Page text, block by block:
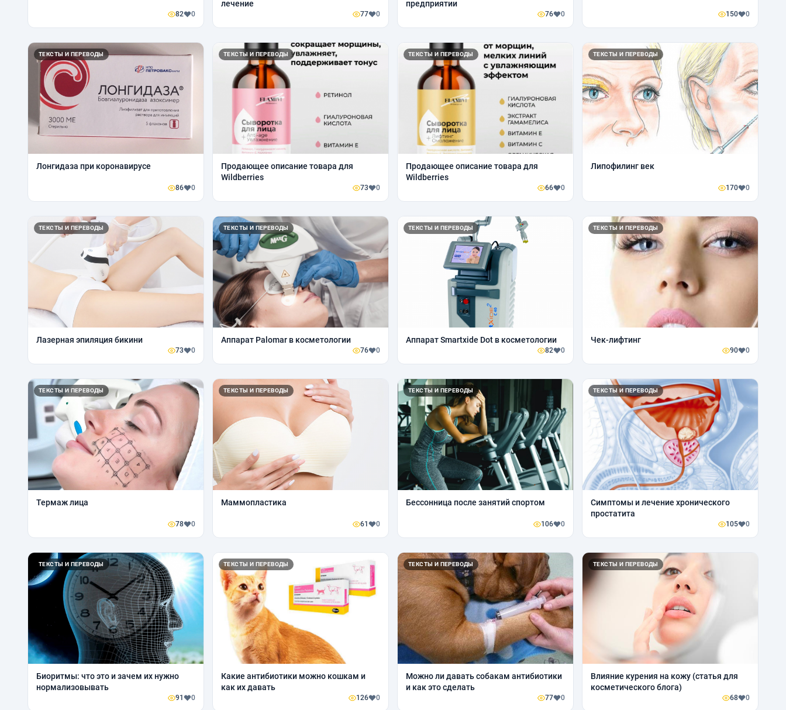
82 0
лечение
77 0
предприятии
76 0 150 0
ТЕКСТЫ И ПЕРЕВОДЫ
Лонгидаза при коронавирусе
86 0
ТЕКСТЫ И ПЕРЕВОДЫ
Продающее описание товара для
Wildberries
73 0
ТЕКСТЫ И ПЕРЕВОДЫ
Продающее описание товара для
Wildberries
66 0
ТЕКСТЫ И ПЕРЕВОДЫ
Липофилинг век
170 0
ТЕКСТЫ И ПЕРЕВОДЫ
Лазерная эпиляция бикини
73 0
ТЕКСТЫ И ПЕРЕВОДЫ
Аппарат Palomar в косметологии
76 0
ТЕКСТЫ И ПЕРЕВОДЫ
Аппарат Smartxide Dot в косметологии
82 0
ТЕКСТЫ И ПЕРЕВОДЫ
Чек-лифтинг
90 0
ТЕКСТЫ И ПЕРЕВОДЫ
Термаж лица
78 0
ТЕКСТЫ И ПЕРЕВОДЫ
Маммопластика
61 0
ТЕКСТЫ И ПЕРЕВОДЫ
Бессонница после занятий спортом
106 0
ТЕКСТЫ И ПЕРЕВОДЫ
Симптомы и лечение хронического
простатита
105 0
ТЕКСТЫ И ПЕРЕВОДЫ
Биоритмы: что это и зачем их нужно
нормализовывать
91 0
ТЕКСТЫ И ПЕРЕВОДЫ
Какие антибиотики можно кошкам и
как их давать
126 0
ТЕКСТЫ И ПЕРЕВОДЫ
Можно ли давать собакам антибиотики
и как это сделать
77 0
ТЕКСТЫ И ПЕРЕВОДЫ
Влияние курения на кожу (статья для
косметического блога)
68 0